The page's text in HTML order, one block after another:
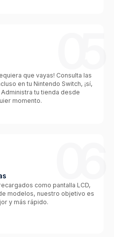
que vayas! Consulta las
en tu Nintendo Switch, ¡sí,
tu tienda desde
momento.
como pantalla LCD,
modelos, nuestro objetivo es
y más rápido.